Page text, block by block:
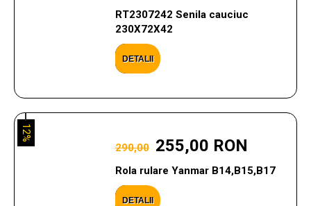
RT2307242 Senila cauciuc
230X72X42
DETALII
290,00 255,00 RON
Rola rulare Yanmar B14,B15,B17
DETALII
12%